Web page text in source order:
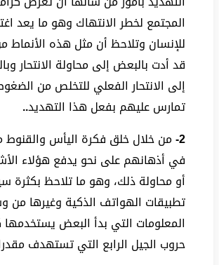
المجتمع لخطر الانتهاك وهو ما يعد
للإنسان وتلاحظ أن مثل هذه الأنماط
قد أدت بالبعض إلى محاولة الانتحار
إلى الانتحار الفعلي للتخلص من
تمارس عليهم بفعل هذا التهديد..
2- من خلال خلق فكرة اليأس والقنوط
في أذهانهم على نحو يدفع هؤلاء
أو محاولة ذلك، وهو ما تلاحظ بكثرة
تطبيقات الهواتف الذكية وغيرها من
المعلومات التي بدأ البعض
حروب الجيل الرابع التي تستهدف